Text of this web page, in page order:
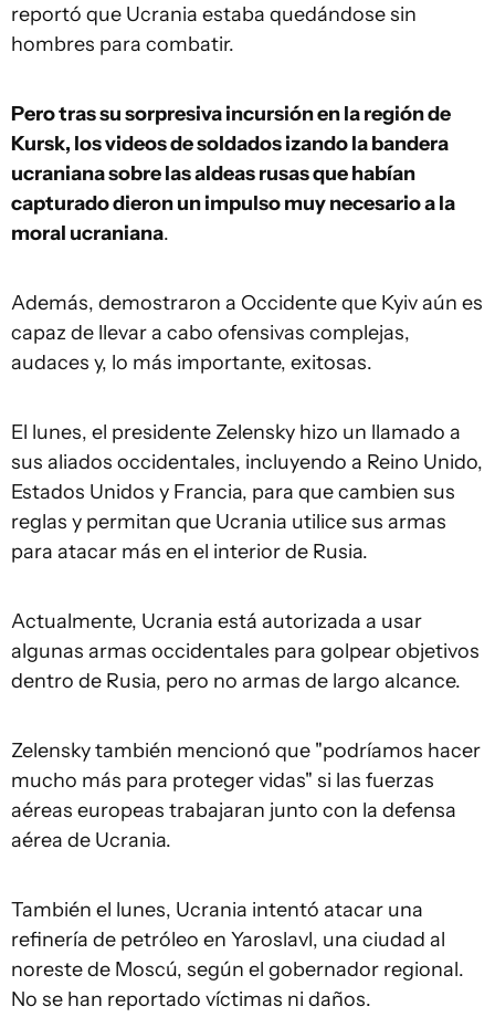
reportó que Ucrania estaba quedándose sin
hombres para combatir.
Pero tras su sorpresiva incursión en la región de
Kursk, los videos de soldados izando la bandera
ucraniana sobre las aldeas rusas que habían
capturado dieron un impulso muy necesario a la
moral ucraniana.
Además, demostraron a Occidente que Kyiv aún es
capaz de llevar a cabo ofensivas complejas,
audaces y, lo más importante, exitosas.
El lunes, el presidente Zelensky hizo un llamado a
sus aliados occidentales, incluyendo a Reino Unido,
Estados Unidos y Francia, para que cambien sus
reglas y permitan que Ucrania utilice sus armas
para atacar más en el interior de Rusia.
Actualmente, Ucrania está autorizada a usar
algunas armas occidentales para golpear objetivos
dentro de Rusia, pero no armas de largo alcance.
Zelensky también mencionó que "podríamos hacer
mucho más para proteger vidas" si las fuerzas
aéreas europeas trabajaran junto con la defensa
aérea de Ucrania.
También el lunes, Ucrania intentó atacar una
refinería de petróleo en Yaroslavl, una ciudad al
noreste de Moscú, según el gobernador regional.
No se han reportado víctimas ni daños.